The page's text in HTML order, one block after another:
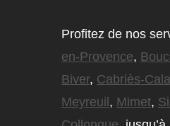
Profitez de nos
en-Provence,
Biver, Cabriès-
Meyreuil , Mimet,